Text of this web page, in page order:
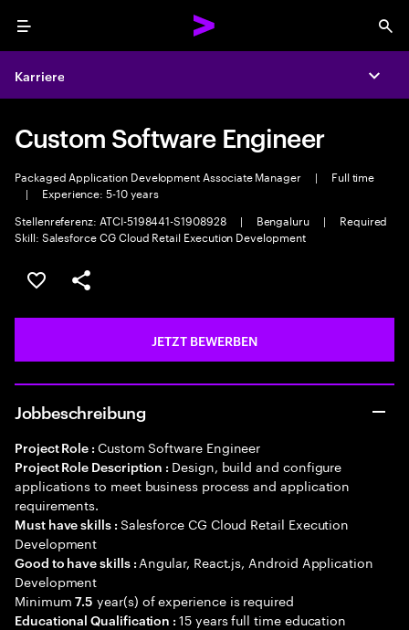
Menu
Karriere
Custom Software Engineer
Packaged Application Development Associate Manager |
Full time
|
Experience: 5-10 years
Stellenreferenz: ATCI-5198441-S1908928
| Bengaluru |
Required
Skill: Salesforce CG Cloud Retail Execution Development
JOB SPEICHERN
Teilen
JETZT BEWERBEN
Jobbeschreibung
Project Role : Custom Software Engineer
Project Role Description : Design, build and configure
applications to meet business process and application
requirements.
Must have skills : Salesforce CG Cloud Retail Execution
Development
Good to have skills : Angular, React.js, Android Application
Development
Minimum7.5 year(s) of experience is required
Educational Qualification :15 years full time education